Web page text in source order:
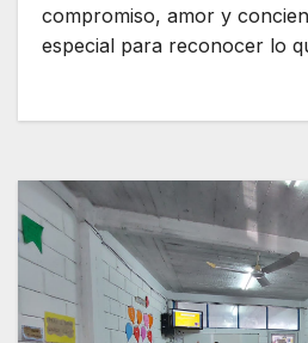
compromiso, amor y
especial para reconocer lo